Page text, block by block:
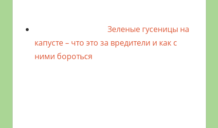
Зеленые гусеницы на
капусте – что это за вредители и как с
ними бороться